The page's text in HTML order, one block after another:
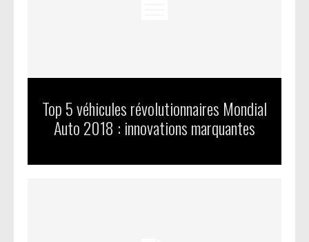
Top 5 véhicules révolutionnaires Mondial
Auto 2018 : innovations marquantes